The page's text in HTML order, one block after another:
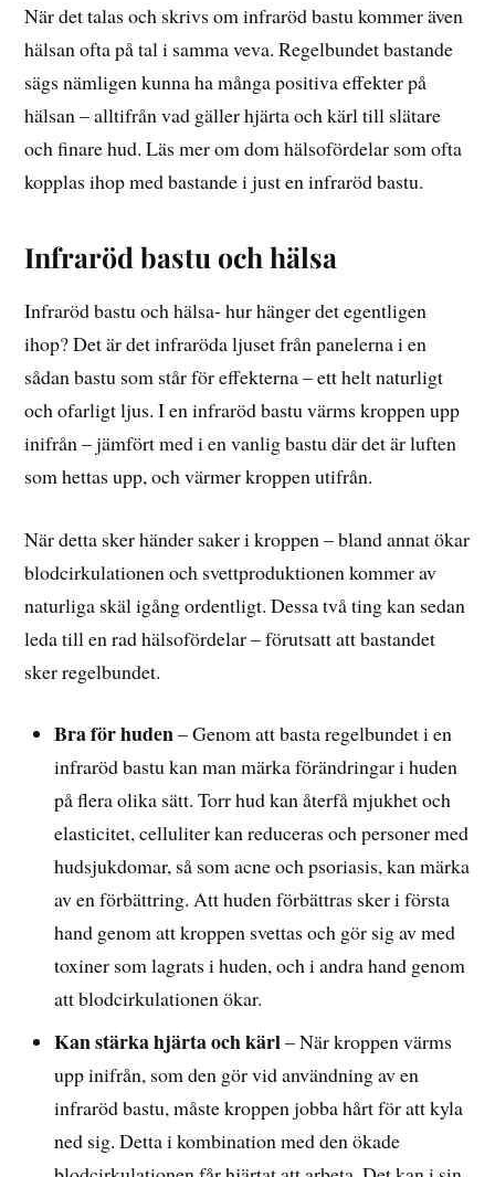
När det talas och skrivs om infraröd bastu kommer även
hälsan ofta på tal i samma veva. Regelbundet bastande
sägs nämligen kunna ha många positiva effekter på
hälsan – alltifrån vad gäller hjärta och kärl till slätare
och finare hud. Läs mer om dom hälsofördelar som ofta
kopplas ihop med bastande i just en infraröd bastu.
Infraröd bastu och hälsa
Infraröd bastu och hälsa- hur hänger det egentligen
ihop? Det är det infraröda ljuset från panelerna i en
sådan bastu som står för effekterna – ett helt naturligt
och ofarligt ljus. I en infraröd bastu värms kroppen upp
inifrån – jämfört med i en vanlig bastu där det är luften
som hettas upp, och värmer kroppen utifrån.
När detta sker händer saker i kroppen – bland annat ökar
blodcirkulationen och svettproduktionen kommer av
naturliga skäl igång ordentligt. Dessa två ting kan sedan
leda till en rad hälsofördelar – förutsatt att bastandet
sker regelbundet.
Bra för huden– Genom att basta regelbundet i en
infraröd bastu kan man märka förändringar i huden
på flera olika sätt. Torr hud kan återfå mjukhet och
elasticitet, celluliter kan reduceras och personer med
hudsjukdomar, så som acne och psoriasis, kan märka
av en förbättring. Att huden förbättras sker i första
hand genom att kroppen svettas och gör sig av med
toxiner som lagrats i huden, och i andra hand genom
att blodcirkulationen ökar.
Kan stärka hjärta och kärl– När kroppen värms
upp inifrån, som den gör vid användning av en
infraröd bastu, måste kroppen jobba hårt för att kyla
ned sig. Detta i kombination med den ökade